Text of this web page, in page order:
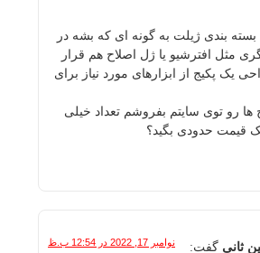
بندی ژیلت به گونه ای که بشه در
مثل افترشیو یا ژل اصلاح هم قرار
یک پکیج از ابزارهای مورد نیاز برای
ها رو توی سایتم بفروشم تعداد خیلی
یک قیمت حدودی بگید؟
ثانی گفت: نوامبر 17, 2022 در 12:54 ب.ظ